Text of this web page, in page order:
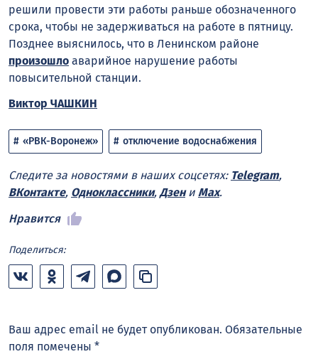
решили провести эти работы раньше обозначенного
срока, чтобы не задерживаться на работе в пятницу.
Позднее выяснилось, что в Ленинском районе
произошло аварийное нарушение работы
повысительной станции.
Виктор ЧАШКИН
«РВК-Воронеж» отключение водоснабжения
Следите за новостями в наших соцсетях: Telegram,
ВКонтакте, Одноклассники, Дзени Max.
Нравится
Поделиться:
Ваш адрес email не будет опубликован. Обязательные
поля помечены *